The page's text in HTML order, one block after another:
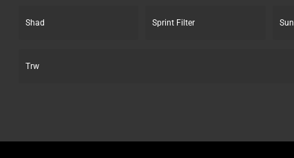
Shad Sprint Filter Sun
Trw